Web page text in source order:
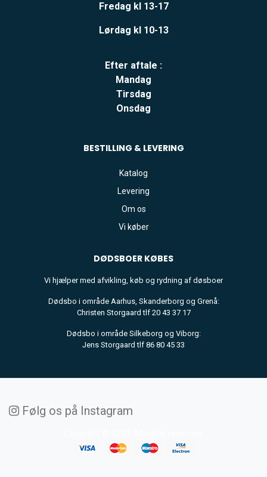
Fredag kl 13-17
Lørdag kl 10-13
Efter aftale :
Mandag
Tirsdag
Onsdag
BESTILLING & LEVERING
Katalog
Levering
Om os
Vi køber
DØDSBOER KØBES
Vi hjælper med afvikling, køb og rydning af døsboer
Dødsbo i område Aarhus, Skanderborg og Grenå:
Christen Storgaard tlf 20 43 37 17
Dødsbo i område Silkeborg og Viborg:
Jens Storgaard tlf 86 80 45 33
Følg os på Instagram